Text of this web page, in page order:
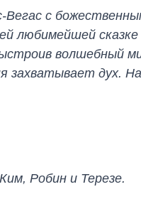
с
любимейшей
дух.
Робин и Терезе.